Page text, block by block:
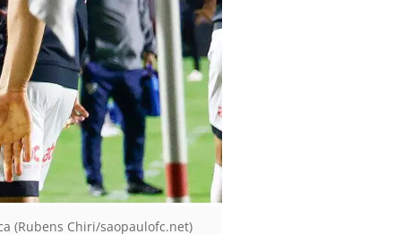
(Rubens Chiri/saopaulofc.net)